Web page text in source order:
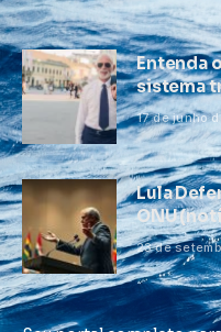
Entenda
sistema
17 de junho
Lula
ONU
23 de